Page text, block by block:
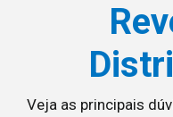
Veja as principais